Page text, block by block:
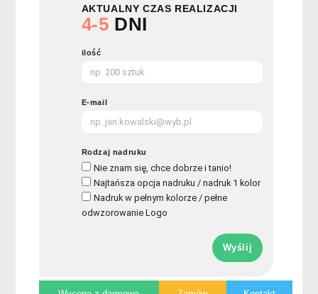
AKTUALNY CZAS REALIZACJI
4-5 DNI
ilość
E-mail
Rodzaj nadruku
Nie znam się, chce dobrze i tanio!
Najtańsza opcja nadruku / nadruk 1 kolor
Nadruk w pełnym kolorze / pełne
odwzorowanie Logo
Wyślij